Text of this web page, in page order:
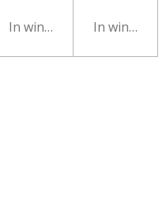
In winkelwagen
In